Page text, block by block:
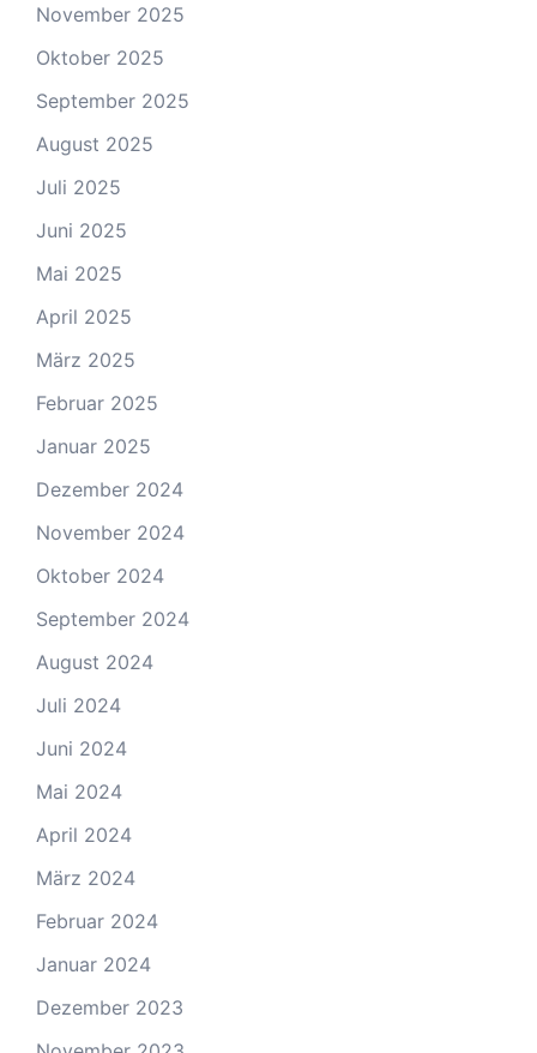
November 2025
Oktober 2025
September 2025
August 2025
Juli 2025
Juni 2025
Mai 2025
April 2025
März 2025
Februar 2025
Januar 2025
Dezember 2024
November 2024
Oktober 2024
September 2024
August 2024
Juli 2024
Juni 2024
Mai 2024
April 2024
März 2024
Februar 2024
Januar 2024
Dezember 2023